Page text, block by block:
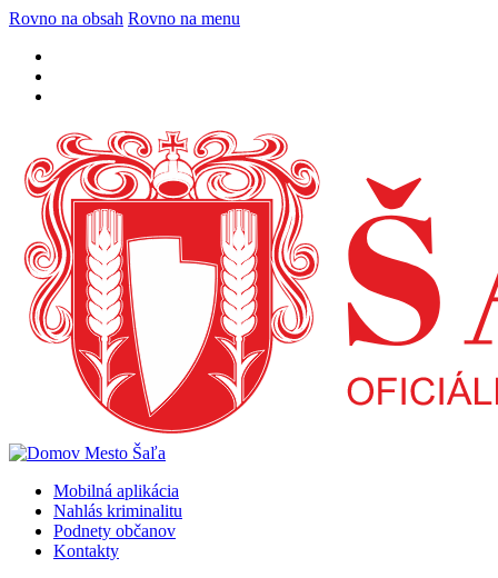
Rovno na obsah Rovno na menu
Mobilná aplikácia
Nahlás kriminalitu
Podnety občanov
Kontakty